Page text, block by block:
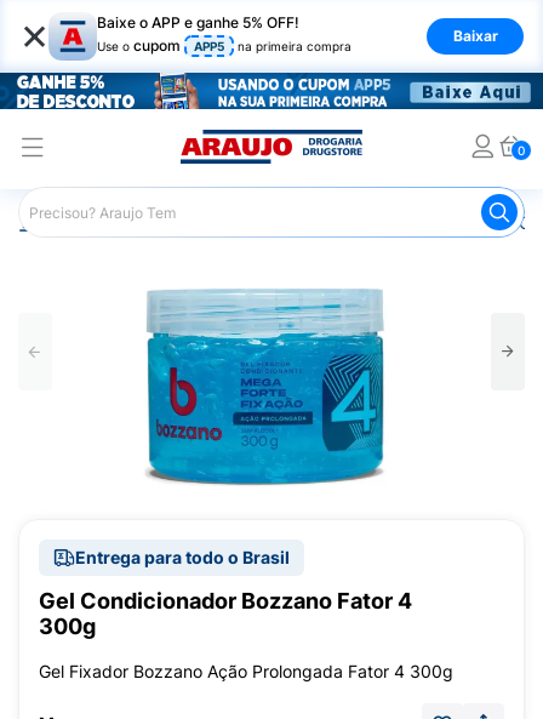
× Baixe o APP e ganhe 5% OFF!
Use o cupom APP5 na primeira compra
Baixar
0
Araujo Cabelo Gel
Entrega para todo o Brasil
Gel Condicionador Bozzano Fator 4
300g
Gel Fixador Bozzano Ação Prolongada Fator 4 300g